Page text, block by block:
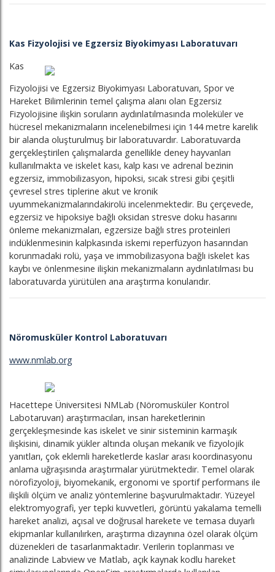
Kas Fizyolojisi ve Egzersiz Biyokimyası Laboratuvarı
Kas
Fizyolojisi ve Egzersiz Biyokimyası Laboratuvarı, Spor ve
Hareket Bilimlerinin temel çalışma alanı olan Egzersiz
Fizyolojisine ilişkin soruların aydınlatılmasında moleküler ve
hücresel mekanizmaların incelenebilmesi için 144 metre karelik
bir alanda oluşturulmuş bir laboratuvardır. Laboratuvarda
gerçekleştirilen çalışmalarda genellikle deney hayvanları
kullanılmakta ve iskelet kası, kalp kası ve adrenal bezinin
egzersiz, immobilizasyon, hipoksi, sıcak stresi gibi çeşitli
çevresel stres tiplerine akut ve kronik
uyummekanizmalarındakirolü incelenmektedir. Bu çerçevede,
egzersiz ve hipoksiye bağlı oksidan stresve doku hasarını
önleme mekanizmaları, egzersize bağlı stres proteinleri
indüklenmesinin kalpkasında iskemi reperfüzyon hasarından
korunmadaki rolü, yaşa ve immobilizasyona bağlı iskelet kas
kaybı ve önlenmesine ilişkin mekanizmaların aydınlatılması bu
laboratuvarda yürütülen ana araştırma konularıdır.
Nöromusküler Kontrol Laboratuvarı
www.nmlab.org
Hacettepe Üniversitesi NMLab (Nöromusküler Kontrol
Labotaruvarı) araştırmacıları, insan hareketlerinin
gerçekleşmesinde kas iskelet ve sinir sisteminin karmaşık
ilişkisini, dinamik yükler altında oluşan mekanik ve fizyolojik
yanıtları, çok eklemli hareketlerde kaslar arası koordinasyonu
anlama uğraşısında araştırmalar yürütmektedir. Temel olarak
nörofizyoloji, biyomekanik, ergonomi ve sportif performans ile
ilişkili ölçüm ve analiz yöntemlerine başvurulmaktadır. Yüzeyel
elektromyografi, yer tepki kuvvetleri, görüntü yakalama temelli
hareket analizi, açısal ve doğrusal harekete ve temasa duyarlı
ekipmanlar kullanılırken, araştırma dizaynına özel olarak ölçüm
düzenekleri de tasarlanmaktadır. Verilerin toplanması ve
analizinde Labview ve Matlab, açık kaynak kodlu hareket